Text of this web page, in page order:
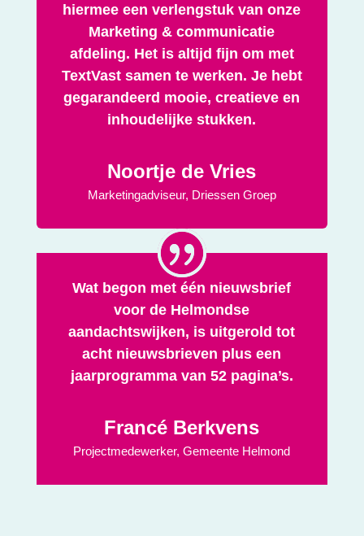
hiermee een verlengstuk van onze
Marketing & communicatie
afdeling. Het is altijd fijn om met
TextVast samen te werken. Je hebt
gegarandeerd mooie, creatieve en
inhoudelijke stukken.
Noortje de Vries
Marketingadviseur, Driessen Groep
Wat begon met één nieuwsbrief
voor de Helmondse
aandachtswijken, is uitgerold tot
acht nieuwsbrieven plus een
jaarprogramma van 52 pagina’s.
Francé Berkvens
Projectmedewerker, Gemeente Helmond